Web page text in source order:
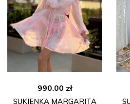
990.00 zł
SUKIENKA MARGARITA